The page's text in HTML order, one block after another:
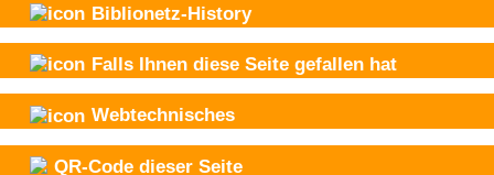
Biblionetz-History
Falls Ihnen diese Seite gefallen hat
Webtechnisches
QR-Code dieser Seite